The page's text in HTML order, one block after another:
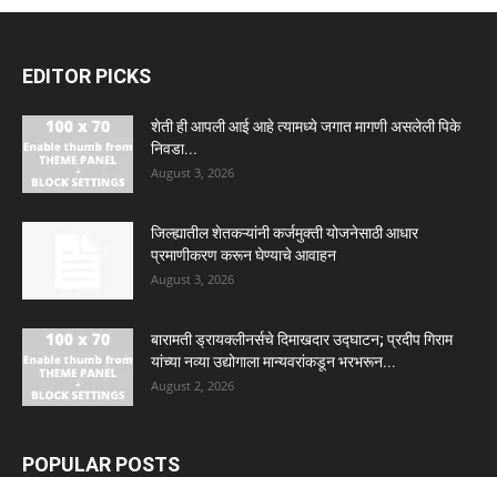
EDITOR PICKS
शेती ही आपली आई आहे त्यामध्ये जगात मागणी असलेली पिके
निवडा...
August 3, 2026
जिल्ह्यातील शेतकऱ्यांनी कर्जमुक्ती योजनेसाठी आधार
प्रमाणीकरण करून घेण्याचे आवाहन
August 3, 2026
बारामती ड्रायक्लीनर्सचे दिमाखदार उद्घाटन; प्रदीप गिराम
यांच्या नव्या उद्योगाला मान्यवरांकडून भरभरून...
August 2, 2026
POPULAR POSTS